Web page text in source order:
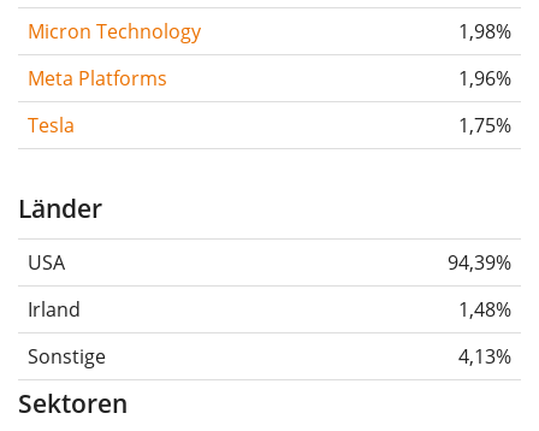
Micron Technology
1,98%
Meta Platforms
1,96%
Tesla
1,75%
Länder
USA
94,39%
Irland
1,48%
Sonstige
4,13%
Sektoren